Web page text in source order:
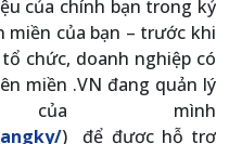
của chính bạn trong kỷ
miền của bạn – trước khi
chức, doanh nghiệp có
miền .VN đang quản lý
mình
) để được hỗ trợ